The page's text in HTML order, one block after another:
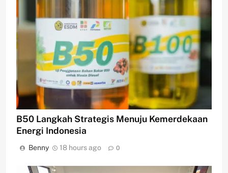
B50 Langkah Strategis Menuju Kemerdekaan
Energi Indonesia
Benny 18 hours ago 0